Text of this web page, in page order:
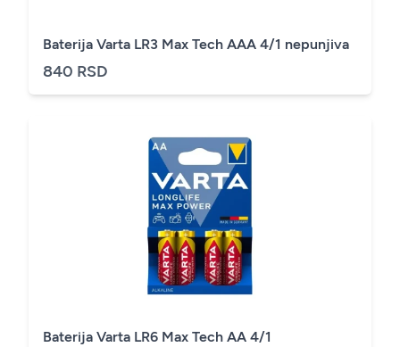
Baterija Varta LR3 Max Tech AAA 4/1 nepunjiva
840 RSD
Baterija Varta LR6 Max Tech AA 4/1